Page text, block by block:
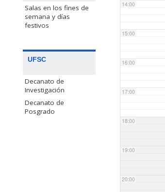
Salas en los fines de
semana y días
festivos
UFSC
Decanato de
Investigación
Decanato de
Posgrado
14:00
15:00
16:00
17:00
18:00
19:00
20:00